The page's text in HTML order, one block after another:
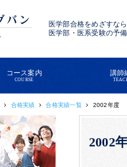
医学部合格をめざすなら
医学部・医系受験の予
コース案内
COURSE
講師
合格実績 合格実績一覧 2002年度
2002